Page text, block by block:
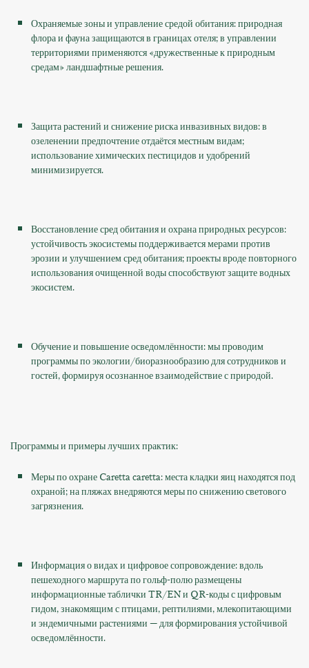
Охраняемые зоны и управление средой обитания: природная
флора и фауна защищаются в границах отеля; в управлении
территориями применяются «дружественные к природным
средам» ландшафтные решения.
Защита растений и снижение риска инвазивных видов: в
озеленении предпочтение отдаётся местным видам;
использование химических пестицидов и удобрений
минимизируется.
Восстановление сред обитания и охрана природных ресурсов:
устойчивость экосистемы поддерживается мерами против
эрозии и улучшением сред обитания; проекты вроде повторного
использования очищенной воды способствуют защите водных
экосистем.
Обучение и повышение осведомлённости: мы проводим
программы по экологии/биоразнообразию для сотрудников и
гостей, формируя осознанное взаимодействие с природой.
Программы и примеры лучших практик:
Меры по охране Caretta caretta: места кладки яиц находятся под
охраной; на пляжах внедряются меры по снижению светового
загрязнения.
Информация о видах и цифровое сопровождение: вдоль
пешеходного маршрута по гольф-полю размещены
информационные таблички TR/EN и QR-коды с цифровым
гидом, знакомящим с птицами, рептилиями, млекопитающими
и эндемичными растениями — для формирования устойчивой
осведомлённости.